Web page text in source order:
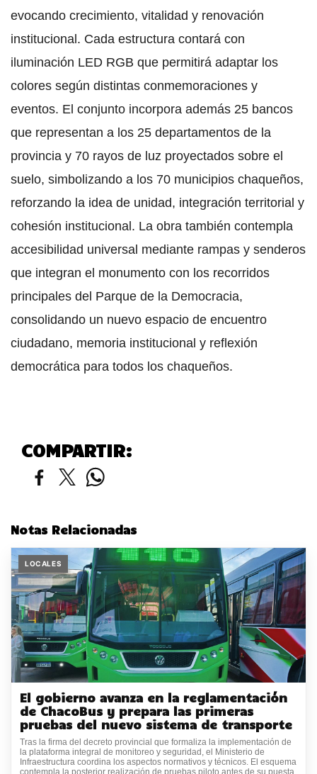
evocando crecimiento, vitalidad y renovación
institucional. Cada estructura contará con
iluminación LED RGB que permitirá adaptar los
colores según distintas conmemoraciones y
eventos. El conjunto incorpora además 25 bancos
que representan a los 25 departamentos de la
provincia y 70 rayos de luz proyectados sobre el
suelo, simbolizando a los 70 municipios chaqueños,
reforzando la idea de unidad, integración territorial y
cohesión institucional. La obra también contempla
accesibilidad universal mediante rampas y senderos
que integran el monumento con los recorridos
principales del Parque de la Democracia,
consolidando un nuevo espacio de encuentro
ciudadano, memoria institucional y reflexión
democrática para todos los chaqueños.
COMPARTIR:
Notas Relacionadas
LOCALES
El gobierno avanza en la reglamentación
de ChacoBus y prepara las primeras
pruebas del nuevo sistema de transporte
Tras la firma del decreto provincial que formaliza la implementación de
la plataforma integral de monitoreo y seguridad, el Ministerio de
Infraestructura coordina los aspectos normativos y técnicos. El esquema
contempla la posterior realización de pruebas piloto antes de su puesta